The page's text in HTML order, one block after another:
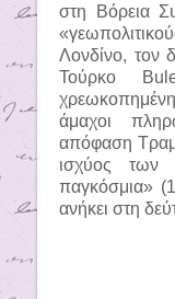
στη Βόρεια
Λονδίνο, τον
Τούρκο
άμαχοι
απόφαση
ισχύος
παγκόσμια»
ανήκει στη